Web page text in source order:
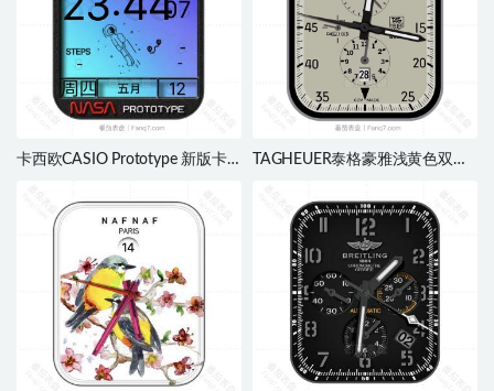
卡西欧CASIO Prototype 新版卡
TAGHEUER泰格豪雅浅黄色双盘